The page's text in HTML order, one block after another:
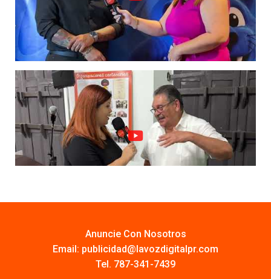
Anuncie Con Nosotros
Email: publicidad@lavozdigitalpr.com
Tel. 787-341-7439